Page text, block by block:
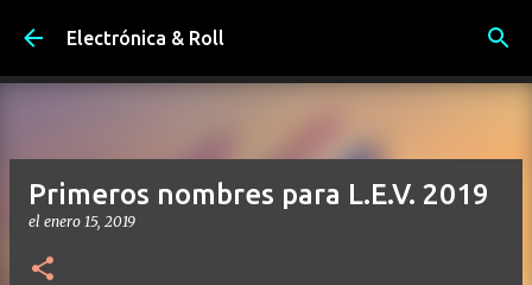
Ir al contenido principal
Electrónica & Roll
Primeros nombres para L.E.V. 2019
el enero 15, 2019